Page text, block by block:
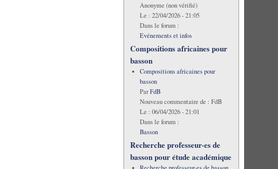
Anonyme (non vérifié)
Le : 22/04/2026 - 21:05
Dans le forum :
Evénements et infos
Compositions africaines pour
basson
Compositions africaines pour
basson
ParFdB
Nouveau commentaire de : FdB
Le : 06/04/2026 - 21:01
Dans le forum :
Basson
Recherche professeur·es de
basson pour étude académique